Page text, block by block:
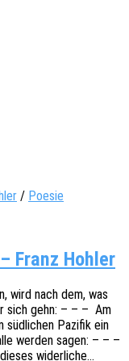
/ Poesie
Franz Hohler
wird nach dem, was
sich gehn: – – – Am
südli­chen Pazi­fik ein
werden sagen: – – –
widerliche…